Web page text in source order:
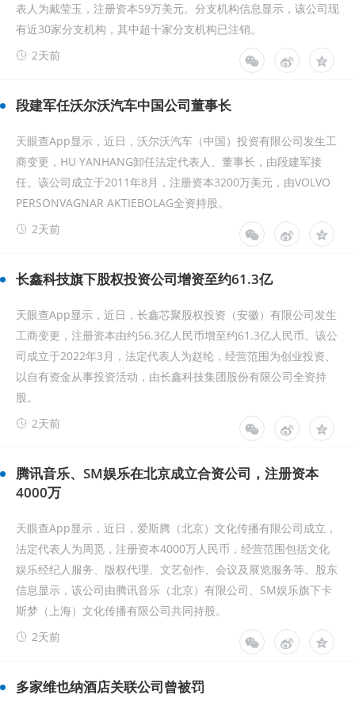
表人为戴莹玉，注册资本59万美元。分支机构信息显示，该公司现
有近30家分支机构，其中超十家分支机构已注销。
2天前
段建军任沃尔沃汽车中国公司董事长
天眼查App显示，近日，沃尔沃汽车（中国）投资有限公司发生工
商变更，HU YANHANG卸任法定代表人、董事长，由段建军接
任。该公司成立于2011年8月，注册资本3200万美元，由VOLVO
PERSONVAGNAR AKTIEBOLAG全资持股。
2天前
长鑫科技旗下股权投资公司增资至约61.3亿
天眼查App显示，近日，长鑫芯聚股权投资（安徽）有限公司发生
工商变更，注册资本由约56.3亿人民币增至约61.3亿人民币。该公
司成立于2022年3月，法定代表人为赵纶，经营范围为创业投资、
以自有资金从事投资活动，由长鑫科技集团股份有限公司全资持
股。
2天前
腾讯音乐、SM娱乐在北京成立合资公司，注册资本
4000万
天眼查App显示，近日，爱斯腾（北京）文化传播有限公司成立，
法定代表人为周觅，注册资本4000万人民币，经营范围包括文化
娱乐经纪人服务、版权代理、文艺创作、会议及展览服务等。股东
信息显示，该公司由腾讯音乐（北京）有限公司、SM娱乐旗下卡
斯梦（上海）文化传播有限公司共同持股。
2天前
多家维也纳酒店关联公司曾被罚